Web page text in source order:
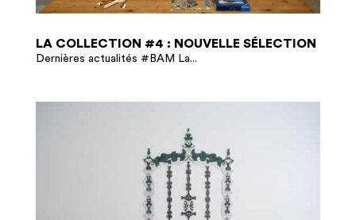
LA COLLECTION #4 : NOUVELLE SÉLECTION
Dernières actualités #BAM La...